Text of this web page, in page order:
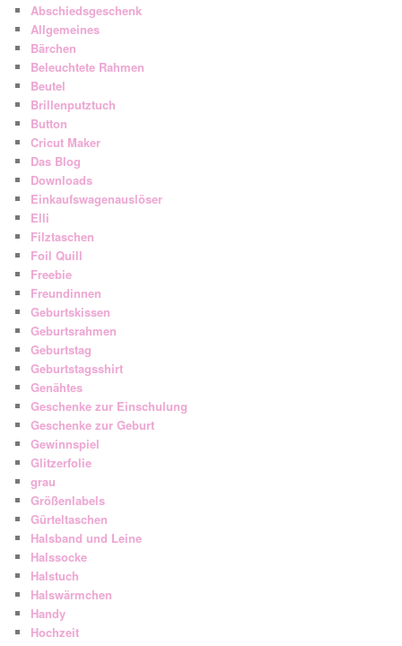
Abschiedsgeschenk
Allgemeines
Bärchen
Beleuchtete Rahmen
Beutel
Brillenputztuch
Button
Cricut Maker
Das Blog
Downloads
Einkaufswagenauslöser
Elli
Filztaschen
Foil Quill
Freebie
Freundinnen
Geburtskissen
Geburtsrahmen
Geburtstag
Geburtstagsshirt
Genähtes
Geschenke zur Einschulung
Geschenke zur Geburt
Gewinnspiel
Glitzerfolie
grau
Größenlabels
Gürteltaschen
Halsband und Leine
Halssocke
Halstuch
Halswärmchen
Handy
Hochzeit